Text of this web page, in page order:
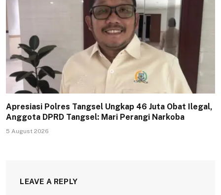
Apresiasi Polres Tangsel Ungkap 46 Juta Obat Ilegal,
Anggota DPRD Tangsel: Mari Perangi Narkoba
5 August 2026
LEAVE A REPLY